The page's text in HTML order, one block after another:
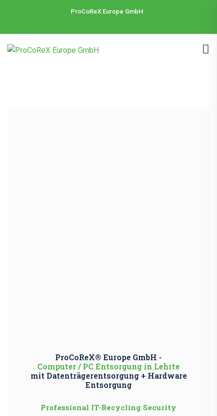
ProCoReX Europe GmbH
ProCoReX® Europe GmbH -
Computer / PC Entsorgung in Lehrte
mit Datenträgerentsorgung + Hardware
Entsorgung
Professional IT-Recycling Security